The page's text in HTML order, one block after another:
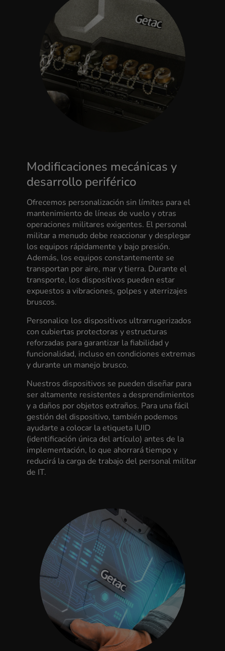
Modificaciones mecánicas y
desarrollo periférico
Ofrecemos personalización sin límites para el
mantenimiento de líneas de vuelo y otras
operaciones militares exigentes. El personal
militar a menudo debe reaccionar y desplegar
los equipos rápidamente y bajo presión.
Además, los equipos constantemente se
transportan por aire, mar y tierra. Durante el
transporte, los dispositivos pueden estar
expuestos a vibraciones, golpes y aterrizajes
bruscos.
Personalice los dispositivos ultrarrugerizados
con cubiertas protectoras y estructuras
reforzadas para garantizar la fiabilidad y
funcionalidad, incluso en condiciones extremas
y durante un manejo brusco.
Nuestros dispositivos se pueden diseñar para
ser altamente resistentes a desprendimientos
y a daños por objetos extraños. Para una fácil
gestión del dispositivo, también podemos
ayudarte a colocar la etiqueta IUID
(identificación única del artículo) antes de la
implementación, lo que ahorrará tiempo y
reducirá la carga de trabajo del personal militar
de IT.